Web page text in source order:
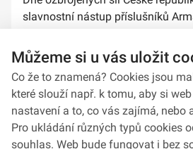
slavnostní nástup příslušníků
stuh na bojové prapory vybranýc...
Můžeme si u vás uložit
Co že to znamená? Cookies jsou
které slouží např. k tomu, aby si
nastavení a to, co vás zajímá, nebo
Pro ukládání různých typů cookies
souhlas. Web bude fungovat i bez